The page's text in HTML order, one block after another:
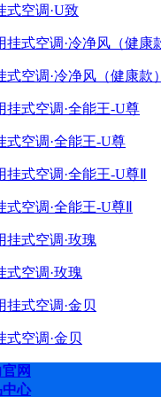
式空调·U致
空调·冷净风（健康款）
式空调·全能王-U尊
空调·全能王-U尊Ⅱ
式空调·玫瑰
式空调·金贝
网
中心